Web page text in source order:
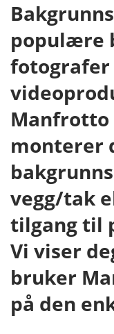
populære
fotografer
Manfrotto
monterer
vegg/tak
tilgang til
Vi viser
bruker
på den